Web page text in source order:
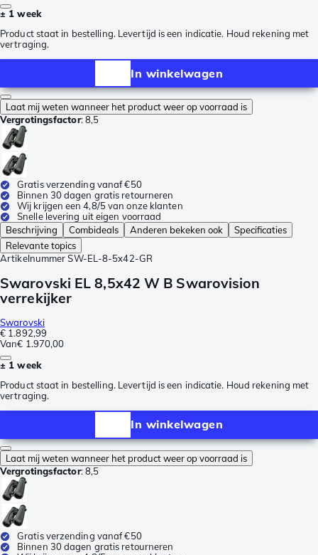
± 1 week
Product staat in bestelling. Levertijd is een indicatie. Houd rekening met
vertraging.
In winkelwagen
Laat mij weten wanneer het product weer op voorraad is
Vergrotingsfactor:8,5
Gratis verzending vanaf €50
Binnen 30 dagen gratis retourneren
Wij krijgen een 4,8/5 van onze klanten
Snelle levering uit eigen voorraad
Beschrijving
Combideals Anderen bekeken ook
Specificaties
Relevante topics
Artikelnummer SW-EL-8-5x42-GR
Swarovski EL 8,5x42 W B Swarovision
verrekijker
Swarovski
€ 1.892,99
Van€ 1.970,00
± 1 week
Product staat in bestelling. Levertijd is een indicatie. Houd rekening met
vertraging.
In winkelwagen
Laat mij weten wanneer het product weer op voorraad is
Vergrotingsfactor:8,5
Gratis verzending vanaf €50
Binnen 30 dagen gratis retourneren